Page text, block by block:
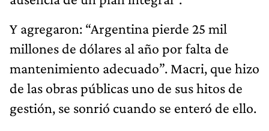
Y agregaron: “Argentina pierde 25 mil
millones de dólares al año por falta de
mantenimiento adecuado”. Macri, que hizo
de las obras públicas uno de sus hitos de
gestión, se sonrió cuando se enteró de ello.